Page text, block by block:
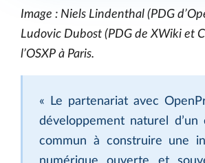
Image : Niels Lindenthal (PDG
Ludovic Dubost (PDG de XWiki et
l’OSXP à Paris.
« Le partenariat avec
développement naturel d’un
commun à construire une